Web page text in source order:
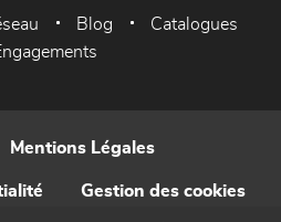
Blog
Catalogues
Mentions Légales
Gestion des cookies